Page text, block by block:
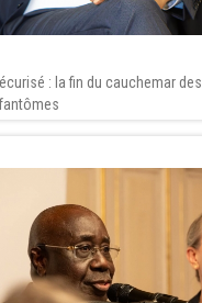
: la fin du cauchemar des